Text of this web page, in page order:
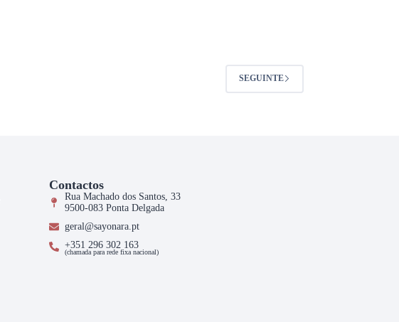
SEGUINTE
Contactos
Rua Machado dos Santos, 33
9500-083 Ponta Delgada
geral@sayonara.pt
+351 296 302 163
(chamada para rede fixa nacional)